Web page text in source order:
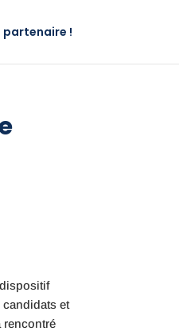
partenaire !
candidats et
rencontré